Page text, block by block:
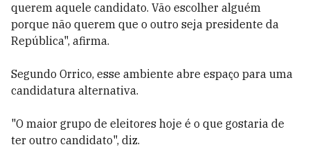
querem aquele candidato. Vão escolher alguém
porque não querem que o outro seja presidente da
República", afirma.
Segundo Orrico, esse ambiente abre espaço para uma
candidatura alternativa.
"O maior grupo de eleitores hoje é o que gostaria de
ter outro candidato", diz.